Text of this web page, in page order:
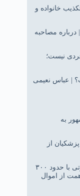
خانواده و
مصاحبه
نیست؛
| عباس نعیمی
به
از
رسیدگی به پرونده کلاهبرداری یک شرکت مهاجرتی با حدود ۳۰۰
دادسرای تهران | شناسایی و توقیف ۲ همت از اموال